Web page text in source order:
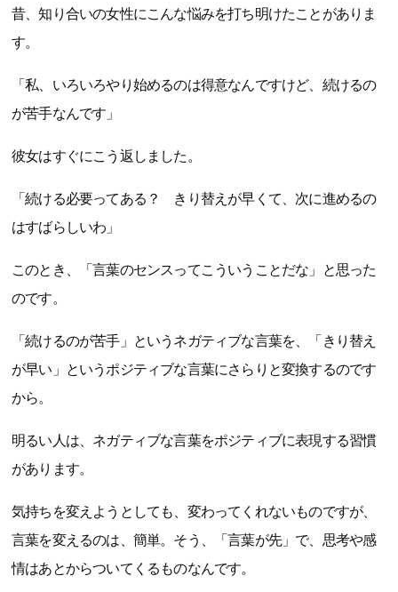
昔、知り合いの女性にこんな悩みを打ち明けたことがありま
す。
「私、いろいろやり始めるのは得意なんですけど、続けるの
が苦手なんです」
彼女はすぐにこう返しました。
「続ける必要ってある？ きり替えが早くて、次に進めるの
はすばらしいわ」
このとき、「言葉のセンスってこういうことだな」と思った
のです。
「続けるのが苦手」というネガティブな言葉を、「きり替え
が早い」というポジティブな言葉にさらりと変換するのです
から。
明るい人は、ネガティブな言葉をポジティブに表現する習慣
があります。
気持ちを変えようとしても、変わってくれないものですが、
言葉を変えるのは、簡単。そう、「言葉が先」で、思考や感
情はあとからついてくるものなんです。